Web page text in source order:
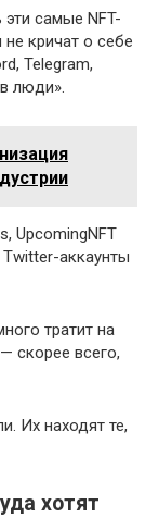
самые NFT-
кричат о себе
Telegram,
люди».
UpcomingNFT
аккаунты
тратит на
скорее всего,
Их находят те,
хотят